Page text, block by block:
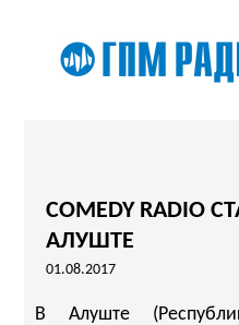
COMEDY RADIO
АЛУШТЕ
01.08.2017
В Алуште